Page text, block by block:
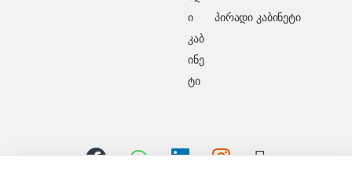
პირადი კაბინეტი